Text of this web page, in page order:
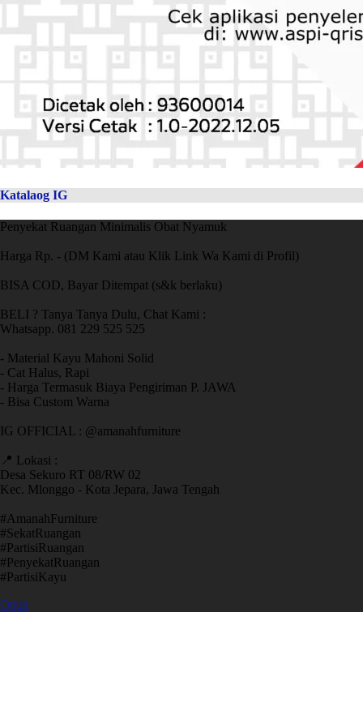
Katalaog IG
Penyekat Ruangan Minimalis Obat Nyamuk
Harga Rp. - (DM Kami atau Klik Link Wa Kami di Profil)
BISA COD, Bayar Ditempat (s&k berlaku)
BELI ? Tanya Tanya Dulu, Chat Kami :
Whatsapp. 081 229 525 525
- Material Kayu Mahoni Solid
- Cat Halus, Rapi
- Harga Termasuk Biaya Pengiriman P. JAWA
- Bisa Custom Warna
IG OFFICIAL : @amanahfurniture
📍 Lokasi :
Desa Sekuro RT 08/RW 02
Kec. Mlonggo - Kota Jepara, Jawa Tengah
​#AmanahFurniture
​#SekatRuangan
​#PartisiRuangan
​#PenyekatRuangan
​#PartisiKayu
Open